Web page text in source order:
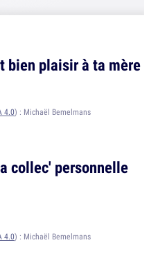
bien plaisir à ta mère
4.0) : Michaël Bemelmans
collec' personnelle
4.0) : Michaël Bemelmans